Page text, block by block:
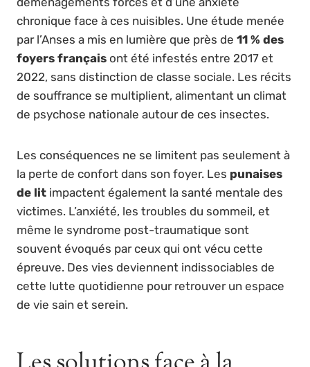
chronique face à ces nuisibles. Une étude menée
par l’Anses a mis en lumière que près de 11 % des
foyers français ont été infestés entre 2017 et
2022, sans distinction de classe sociale. Les récits
de souffrance se multiplient, alimentant un climat
de psychose nationale autour de ces insectes.
Les conséquences ne se limitent pas seulement à
la perte de confort dans son foyer. Les punaises
de lit impactent également la santé mentale des
victimes. L’anxiété, les troubles du sommeil, et
même le syndrome post-traumatique sont
souvent évoqués par ceux qui ont vécu cette
épreuve. Des vies deviennent indissociables de
cette lutte quotidienne pour retrouver un espace
de vie sain et serein.